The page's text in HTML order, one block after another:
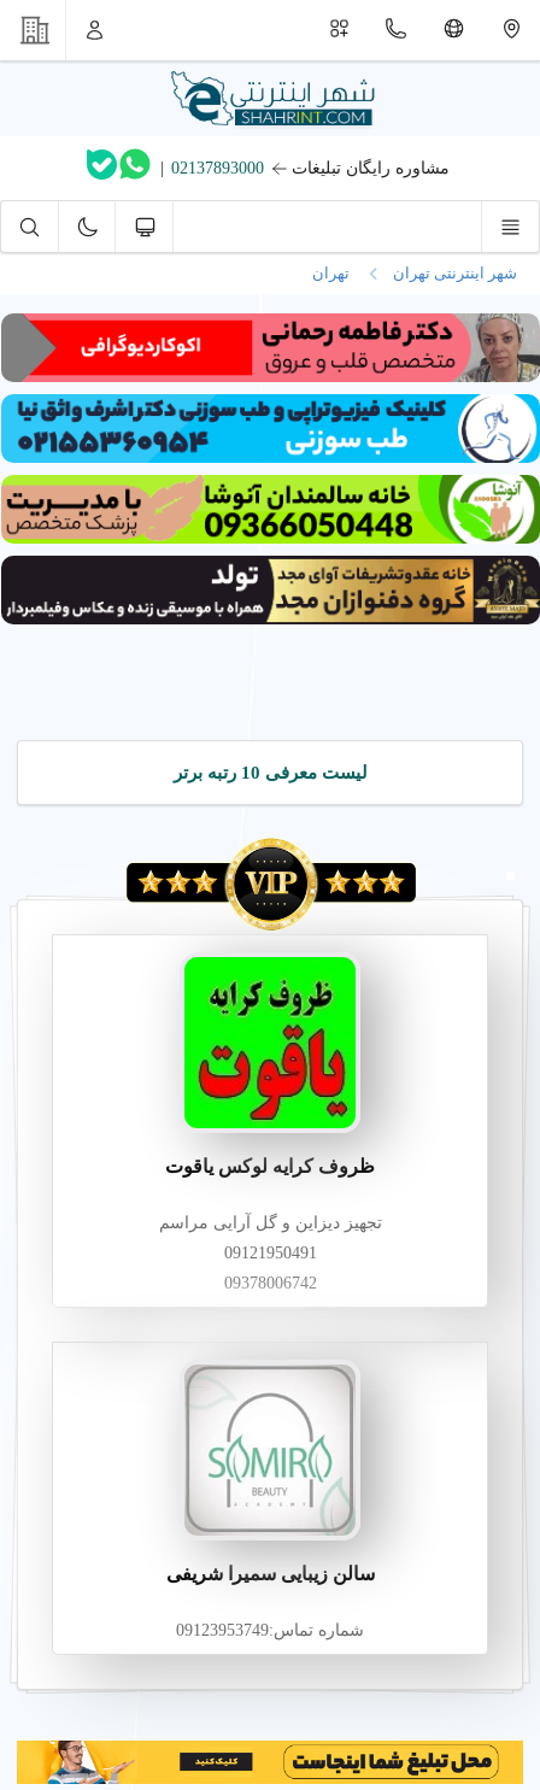
مشاوره رایگان تبلیغات 02137893000
|
شهر اینترنتی تهران تهران
لیست معرفی 10 رتبه برتر
ظروف کرایه لوکس یاقوت
تجهیز دیزاین و گل آرایی مراسم
09121950491
09378006742
سالن زیبایی سمیرا شریفی
شماره تماس:09123953749